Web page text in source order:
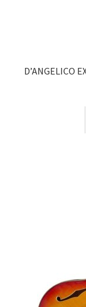
D’ANGELICO